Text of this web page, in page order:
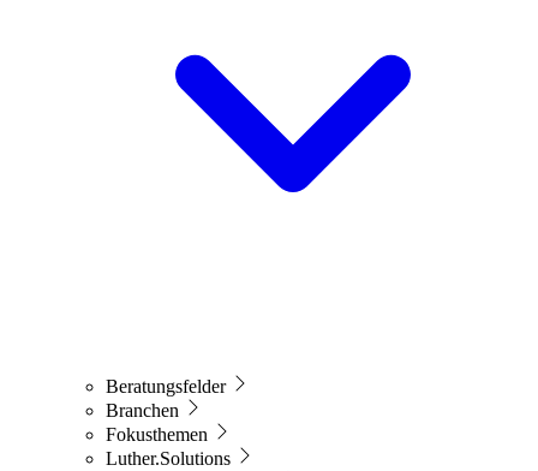
Beratungsfelder
Branchen
Fokusthemen
Luther.Solutions